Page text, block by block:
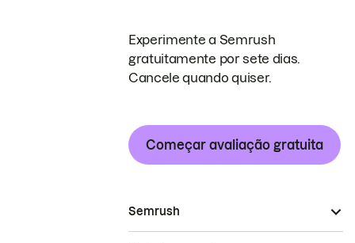
Experimente a Semrush
gratuitamente por sete dias.
Cancele quando quiser.
Começar avaliação gratuita
Semrush